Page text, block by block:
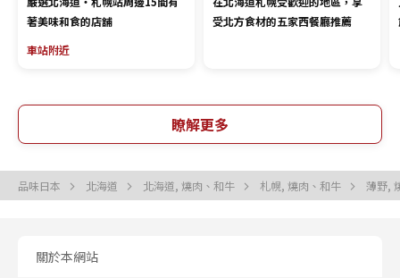
著美味和食的店舖
車站附近
受北方食材的五家西餐廳推薦
瞭解更多
品味日本 北海道 北海道, 燒肉、和牛 札幌, 燒肉、和牛 薄野,
關於本網站